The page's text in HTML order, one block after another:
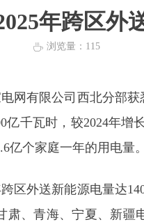
年跨区外
网有限公司西北分部
亿千瓦时，较2024年增
亿个家庭一年的用电量。
区外送新能源电量达
肃、青海、宁夏、新疆
ꄘ 浏览量： 115